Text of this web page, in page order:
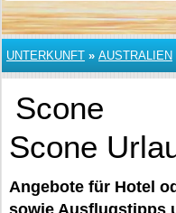
UNTERKUNFT » AUSTRALIEN
Scone
Scone
Angebote für Hotel
sowie Ausflugstipps